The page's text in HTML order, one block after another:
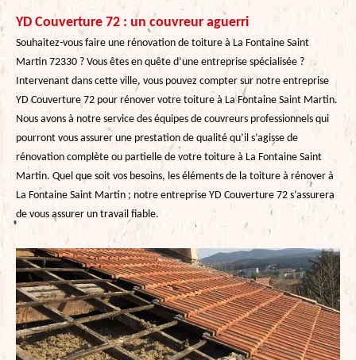
YD Couverture 72 : un couvreur aguerri
Souhaitez-vous faire une rénovation de toiture à La Fontaine Saint
Martin 72330 ? Vous êtes en quête d’une entreprise spécialisée ?
Intervenant dans cette ville, vous pouvez compter sur notre entreprise
YD Couverture 72 pour rénover votre toiture à La Fontaine Saint Martin.
Nous avons à notre service des équipes de couvreurs professionnels qui
pourront vous assurer une prestation de qualité qu’il s’agisse de
rénovation complète ou partielle de votre toiture à La Fontaine Saint
Martin. Quel que soit vos besoins, les éléments de la toiture à rénover à
La Fontaine Saint Martin ; notre entreprise YD Couverture 72 s’assurera
de vous assurer un travail fiable.